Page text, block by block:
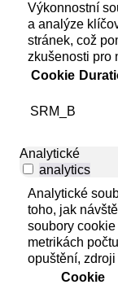
Výkonnostní
a analýze
stránek, což
zkušenosti pro
Cookie
SRM_B
Analytické
analytics
Analytické
toho, jak
soubory
metrikách
opuštění,
Cookie